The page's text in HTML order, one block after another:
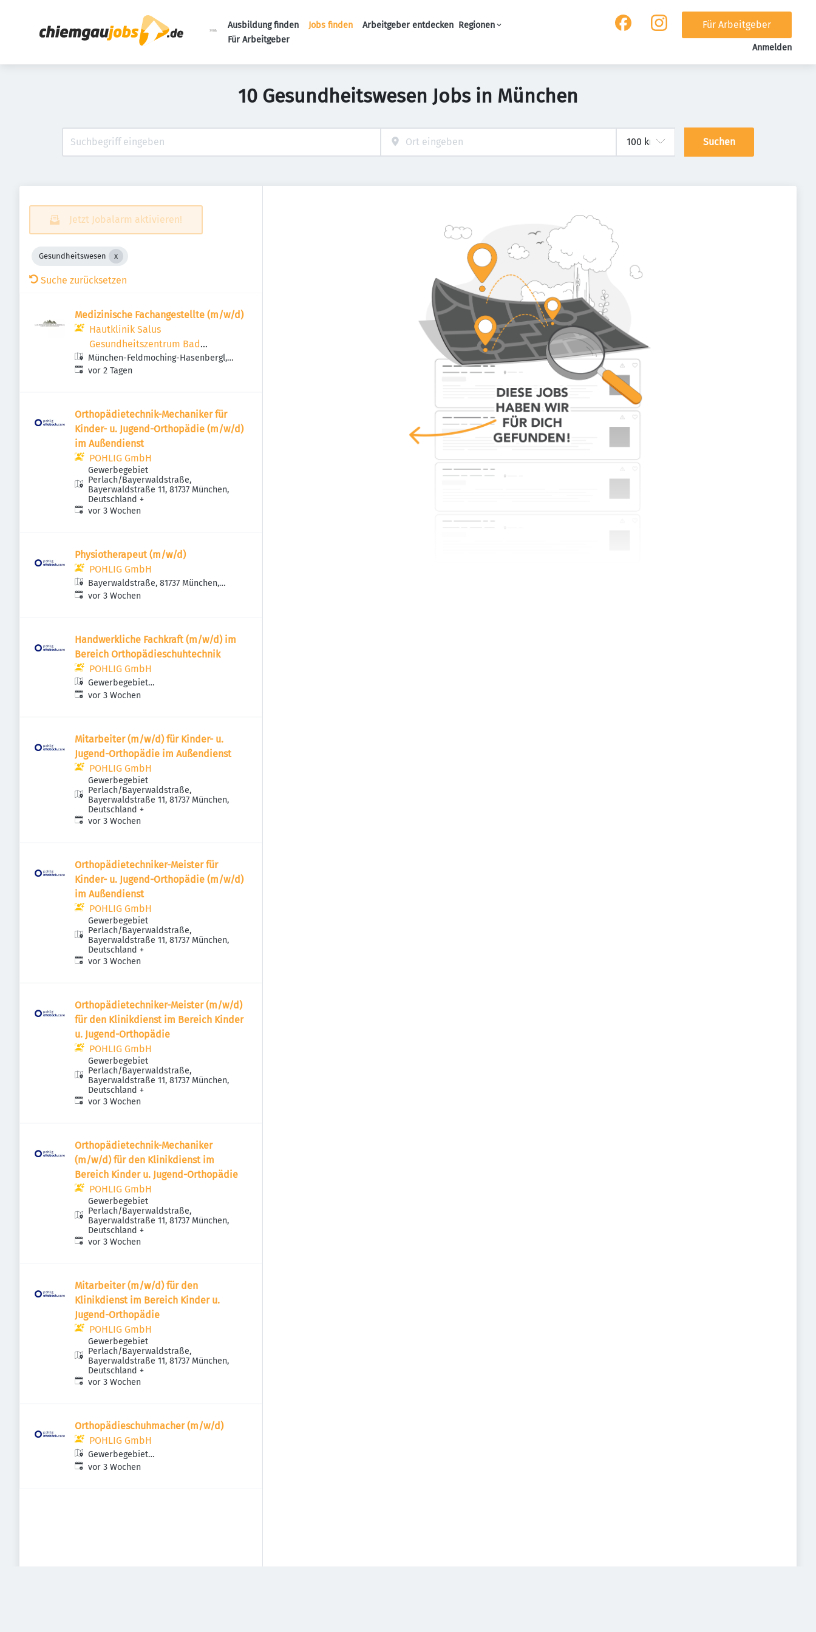
Ausbildung finden Jobs finden Arbeitgeber entdecken Regionen
Für Arbeitgeber
Für Arbeitgeber
Anmelden
10 Gesundheitswesen Jobs in München
Suchen
Jetzt Jobalarm aktivieren!
Gesundheitswesen
Suche zurücksetzen
Medizinische Fachangestellte (m/w/d)
Hautklinik Salus
Gesundheitszentrum Bad
Reichenhall
München-Feldmoching-Hasenbergl,
Deutschland
Veröffentlicht:
vor 2 Tagen
Orthopädietechnik-Mechaniker für
Kinder- u. Jugend-Orthopädie (m/w/d)
im Außendienst
POHLIG GmbH
Gewerbegebiet
Perlach/Bayerwaldstraße,
Bayerwaldstraße 11, 81737 München,
Deutschland +
Veröffentlicht:
vor 3 Wochen
Physiotherapeut (m/w/d)
POHLIG GmbH
Bayerwaldstraße, 81737 München,
Deutschland
Veröffentlicht:
vor 3 Wochen
Handwerkliche Fachkraft (m/w/d) im
Bereich Orthopädieschuhtechnik
POHLIG GmbH
Gewerbegebiet
Perlach/Bayerwaldstraße,
Veröffentlicht:
vor 3 Wochen
Mitarbeiter (m/w/d) für Kinder- u.
Jugend-Orthopädie im Außendienst
POHLIG GmbH
Gewerbegebiet
Perlach/Bayerwaldstraße,
Bayerwaldstraße 11, 81737 München,
Deutschland +
Veröffentlicht:
vor 3 Wochen
Orthopädietechniker-Meister für
Kinder- u. Jugend-Orthopädie (m/w/d)
im Außendienst
POHLIG GmbH
Gewerbegebiet
Perlach/Bayerwaldstraße,
Bayerwaldstraße 11, 81737 München,
Deutschland +
Veröffentlicht:
vor 3 Wochen
Orthopädietechniker-Meister (m/w/d)
für den Klinikdienst im Bereich Kinder
u. Jugend-Orthopädie
POHLIG GmbH
Gewerbegebiet
Perlach/Bayerwaldstraße,
Bayerwaldstraße 11, 81737 München,
Deutschland +
Veröffentlicht:
vor 3 Wochen
Orthopädietechnik-Mechaniker
(m/w/d) für den Klinikdienst im
Bereich Kinder u. Jugend-Orthopädie
POHLIG GmbH
Gewerbegebiet
Perlach/Bayerwaldstraße,
Bayerwaldstraße 11, 81737 München,
Deutschland +
Veröffentlicht:
vor 3 Wochen
Mitarbeiter (m/w/d) für den
Klinikdienst im Bereich Kinder u.
Jugend-Orthopädie
POHLIG GmbH
Gewerbegebiet
Perlach/Bayerwaldstraße,
Bayerwaldstraße 11, 81737 München,
Deutschland +
Veröffentlicht:
vor 3 Wochen
Orthopädieschuhmacher (m/w/d)
POHLIG GmbH
Gewerbegebiet
Perlach/Bayerwaldstraße,
Veröffentlicht:
vor 3 Wochen